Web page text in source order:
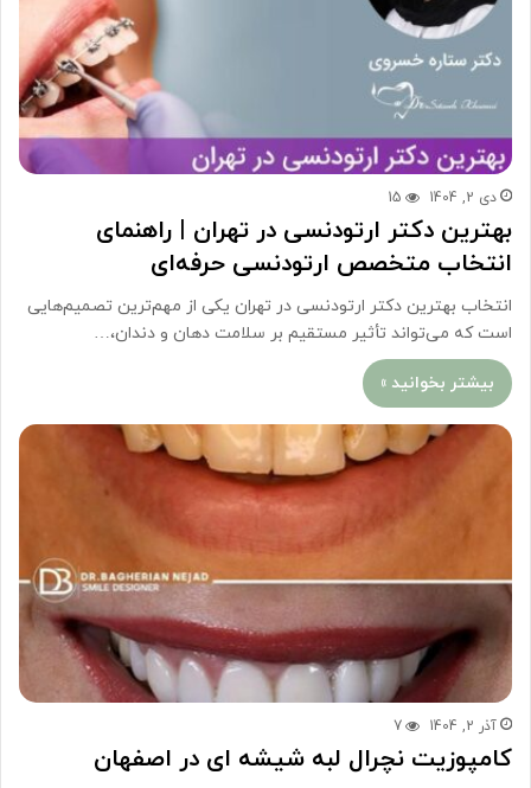
دی 2, 1404 15
بهترین دکتر ارتودنسی در تهران | راهنمای
انتخاب متخصص ارتودنسی حرفه‌ای
انتخاب بهترین دکتر ارتودنسی در تهران یکی از مهم‌ترین تصمیم‌هایی
است که می‌تواند تأثیر مستقیم بر سلامت دهان و دندان،…
بیشتر بخوانید »
آذر 2, 1404 7
کامپوزیت نچرال لبه شیشه ای در اصفهان